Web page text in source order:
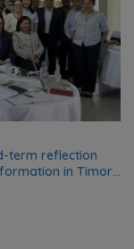
term reflection
in Timor-